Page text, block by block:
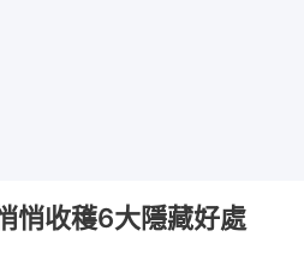
悄收穫6大隱藏好處